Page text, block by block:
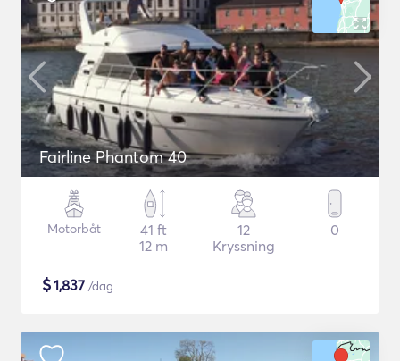
Fairline Phantom 40
Motorbåt
41 ft
12 m
12
Kryssning
0
$1,837 /dag